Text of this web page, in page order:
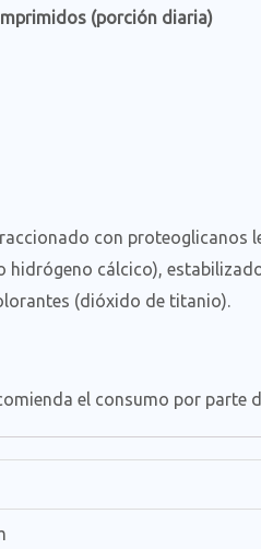
(porción diaria)
con proteoglicanos
cálcico),
(dióxido de titanio).
el consumo por parte